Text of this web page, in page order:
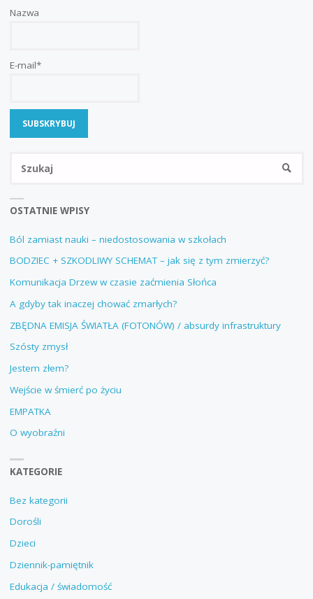
Nazwa
E-mail*
OSTATNIE WPISY
Ból zamiast nauki – niedostosowania w szkołach
BODZIEC + SZKODLIWY SCHEMAT – jak się z tym zmierzyć?
Komunikacja Drzew w czasie zaćmienia Słońca
A gdyby tak inaczej chować zmarłych?
ZBĘDNA EMISJA ŚWIATŁA (FOTONÓW) / absurdy infrastruktury
Szósty zmysł
Jestem złem?
Wejście w śmierć po życiu
EMPATKA
O wyobraźni
KATEGORIE
Bez kategorii
Dorośli
Dzieci
Dziennik-pamiętnik
Edukacja / świadomość